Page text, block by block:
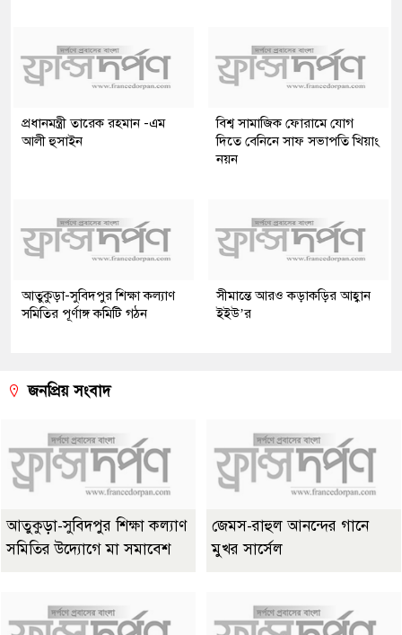
প্রধানমন্ত্রী তারেক রহমান -এম
আলী হুসাইন
বিশ্ব সামাজিক ফোরামে যোগ
দিতে বেনিনে সাফ সভাপতি খিয়াং
নয়ন
আতুকুড়া-সুবিদপুর শিক্ষা কল্যাণ
সমিতির পূর্ণাঙ্গ কমিটি গঠন
সীমান্তে আরও কড়াকড়ির আহ্বান
ইইউ’র
জনপ্রিয় সংবাদ
আতুকুড়া-সুবিদপুর শিক্ষা কল্যাণ
সমিতির উদ্যোগে মা সমাবেশ
জেমস-রাহুল আনন্দের গানে
মুখর সার্সেল